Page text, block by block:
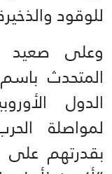
للوقود
وعلى صعيد
المتحدث
الدول
لمواصلة
بقدرتهم على